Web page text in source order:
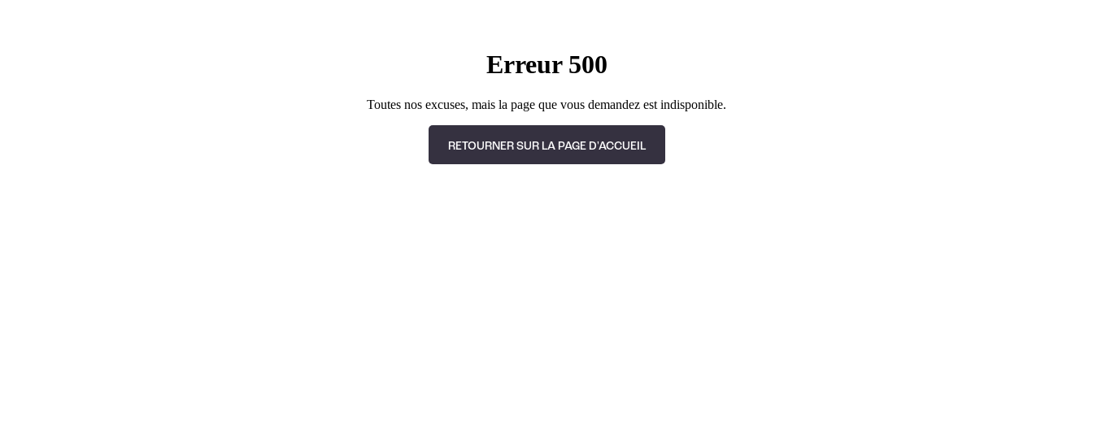
Erreur 500
Toutes nos excuses, mais la page que vous demandez est indisponible.
RETOURNER SUR LA PAGE D'ACCUEIL